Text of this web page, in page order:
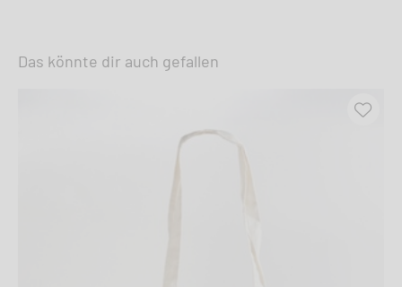
Das könnte dir auch gefallen